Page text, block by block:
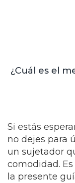
¿Cuál es el
Si estás
no dejes para
un sujetador
comodidad.
la presente